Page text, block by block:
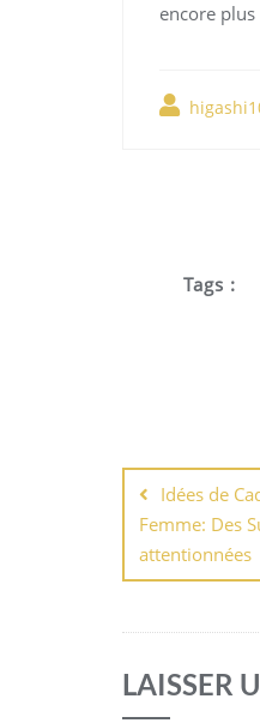
encore
Tags :
deIdées de
Femme: Des
attentionnées
LAISSER